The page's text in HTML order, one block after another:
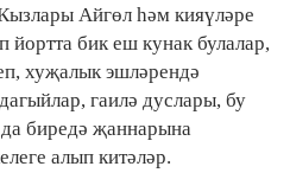
Айгөл һәм кияүләре
йортта бик еш кунак булалар,
хуҗалык эшләрендә
гаилә дуслары, бу
да биредә җаннарына
алып китәләр.